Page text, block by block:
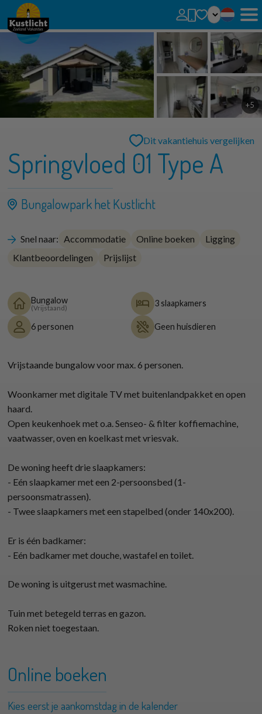
Geen favorieten
U kunt zoekopdrachten, parken en huizen toevoegen aan uw favorieten door op het
te klikken.
Favoriete huizen kunt u vergelijken.
+5
Dit vakantiehuis vergelijken
Springvloed 01 Type A
Bungalowpark het Kustlicht
Snel naar: Accommodatie Online boeken
Ligging
Klantbeoordelingen
Prijslijst
Bungalow
(Vrijstaand) 3 slaapkamers
6 personen Geen huisdieren
Vrijstaande bungalow voor max. 6 personen.
Woonkamer met digitale TV met buitenlandpakket en open
haard.
Open keukenhoek met o.a. Senseo- & filter koffiemachine,
vaatwasser, oven en koelkast met vriesvak.
De woning heeft drie slaapkamers:
- Eén slaapkamer met een 2-persoonsbed (1-
persoonsmatrassen).
- Twee slaapkamers met een stapelbed (onder 140x200).
Er is één badkamer:
- Eén badkamer met douche, wastafel en toilet.
De woning is uitgerust met wasmachine.
Tuin met betegeld terras en gazon.
Roken niet toegestaan.
Online boeken
Kies eerst je aankomstdag in de kalender